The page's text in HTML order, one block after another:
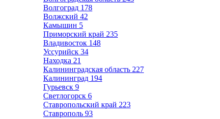
Волгоград 178
Волжский 42
Камышин 5
Приморский край 235
Владивосток 148
Уссурийск 34
Находка 21
Калининградская область 227
Калининград 194
Гурьевск 9
Светлогорск 6
Ставропольский край 223
Ставрополь 93